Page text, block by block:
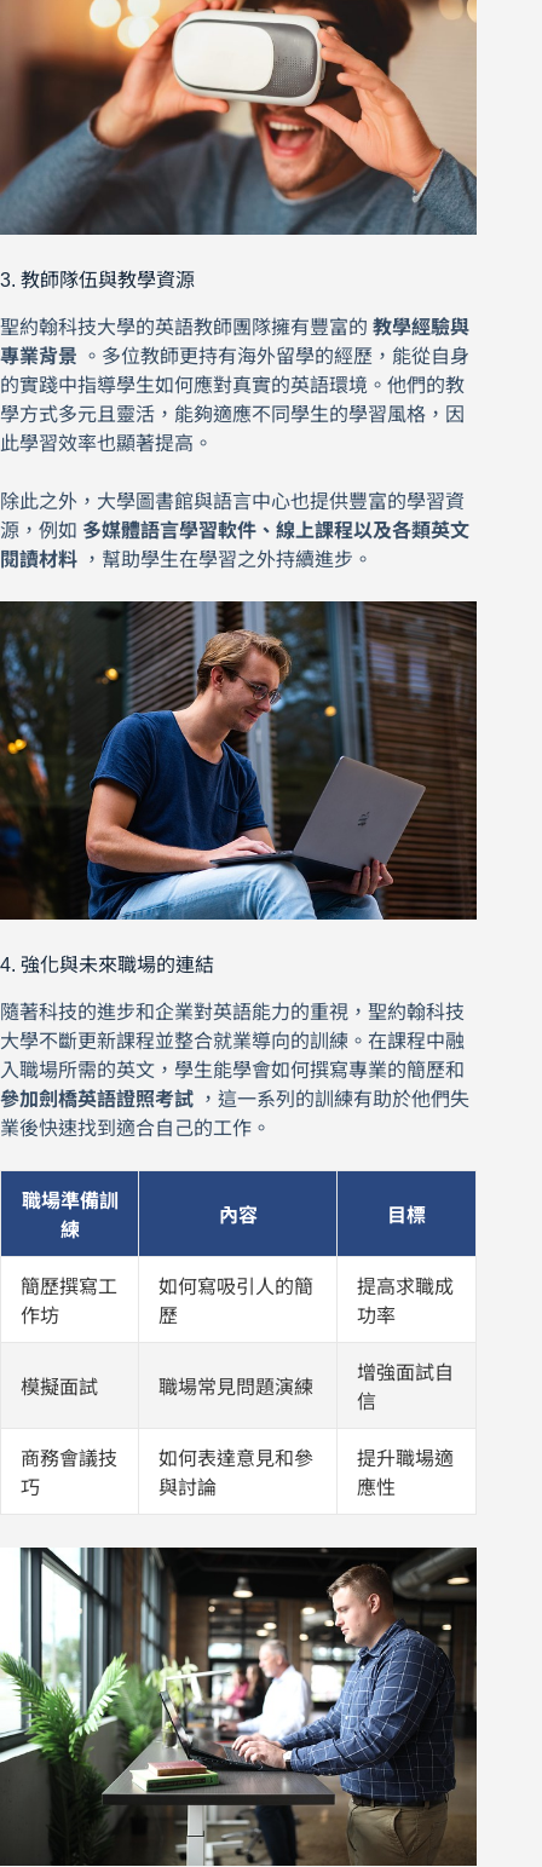
3. 教師隊伍與教學資源
聖約翰科技大學的英語教師團隊擁有豐富的 教學經驗與
專業背景 。多位教師更持有海外留學的經歷，能從自身
的實踐中指導學生如何應對真實的英語環境。他們的教
學方式多元且靈活，能夠適應不同學生的學習風格，因
此學習效率也顯著提高。
除此之外，大學圖書館與語言中心也提供豐富的學習資
源，例如 多媒體語言學習軟件、線上課程以及各類英文
閱讀材料 ，幫助學生在學習之外持續進步。
4. 強化與未來職場的連結
隨著科技的進步和企業對英語能力的重視，聖約翰科技
大學不斷更新課程並整合就業導向的訓練。在課程中融
入職場所需的英文，學生能學會如何撰寫專業的簡歷和
參加劍橋英語證照考試 ，這一系列的訓練有助於他們失
業後快速找到適合自己的工作。
職場準備訓
練
內容 目標
簡歷撰寫工
作坊
如何寫吸引人的簡
歷
提高求職成
功率
模擬面試 職場常見問題演練
增強面試自
信
商務會議技
巧
如何表達意見和參
與討論
提升職場適
應性